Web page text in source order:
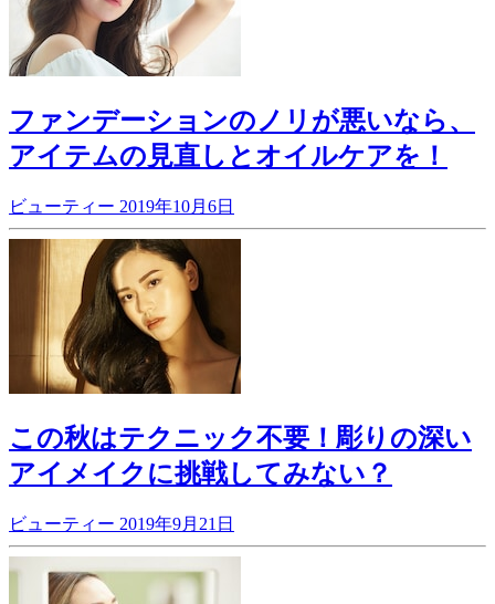
ファンデーションのノリが悪いなら、
アイテムの見直しとオイルケアを！
ビューティー 2019年10月6日
この秋はテクニック不要！彫りの深い
アイメイクに挑戦してみない？
ビューティー 2019年9月21日